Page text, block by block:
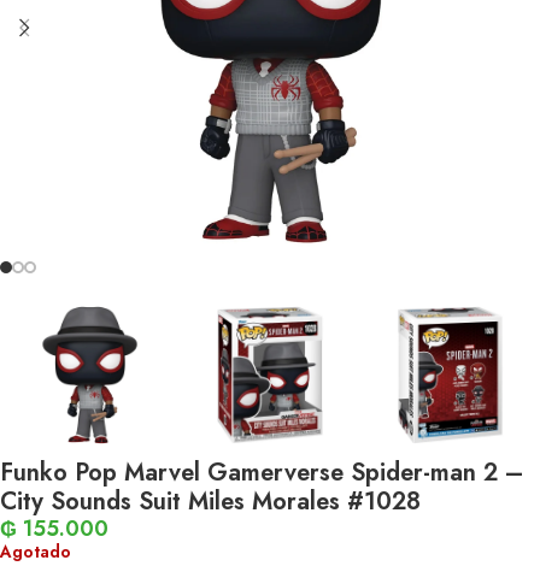
Funko Pop Marvel Gamerverse Spider-man 2 –
City Sounds Suit Miles Morales #1028
₲ 155.000
Agotado